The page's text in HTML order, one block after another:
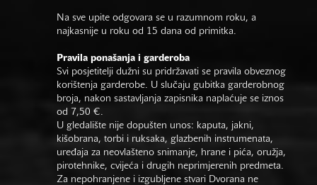
Na sve upite odgovara se u razumnom roku, a
najkasnije u roku od 15 dana od primitka.
Pravila ponašanja i garderoba
Svi posjetitelji dužni su pridržavati se pravila obveznog
korištenja garderobe. U slučaju gubitka garderobnog
broja, nakon sastavljanja zapisnika naplaćuje se iznos
od 7,50 €.
U gledalište nije dopušten unos: kaputa, jakni,
kišobrana, torbi i ruksaka, glazbenih instrumenata,
uređaja za neovlašteno snimanje, hrane i pića, oružja,
pirotehnike, cvijeća i drugih neprimjerenih predmeta.
Za nepohranjene i izgubljene stvari Dvorana ne